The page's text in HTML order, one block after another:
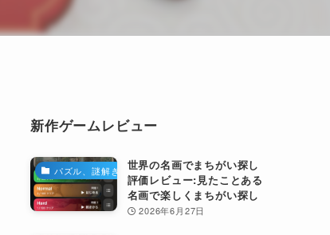
新作ゲームレビュー
パズル、謎解き
世界の名画でまちがい探し
評価レビュー:見たことある
名画で楽しくまちがい探し
2026年6月27日